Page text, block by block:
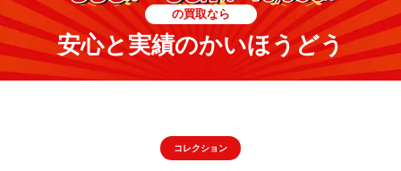
の買取なら
安心と実績のかいほうどう
コレクション